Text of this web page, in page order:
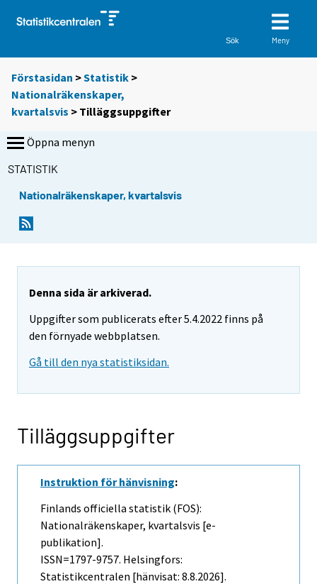
Sök Meny
Förstasidan >Statistik >
Nationalräkenskaper,
kvartalsvis > Tilläggsuppgifter
Öppna menyn
STATISTIK
Nationalräkenskaper, kvartalsvis
Denna sida är arkiverad.
Uppgifter som publicerats efter 5.4.2022 finns på
den förnyade webbplatsen.
Gå till den nya statistiksidan.
Tilläggsuppgifter
Instruktion för hänvisning:
Finlands officiella statistik (FOS):
Nationalräkenskaper, kvartalsvis [e-
publikation].
ISSN=1797-9757. Helsingfors:
Statistikcentralen [hänvisat: 8.8.2026].